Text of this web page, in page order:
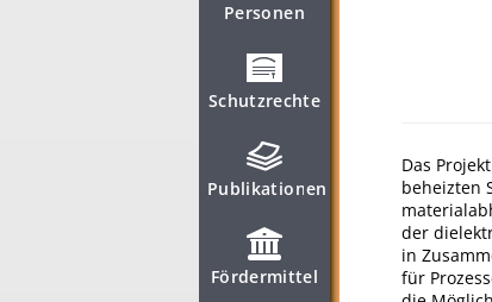
Personen
Schutzrechte
Publikationen
Fördermittel
Das
beheizten
der
in
für